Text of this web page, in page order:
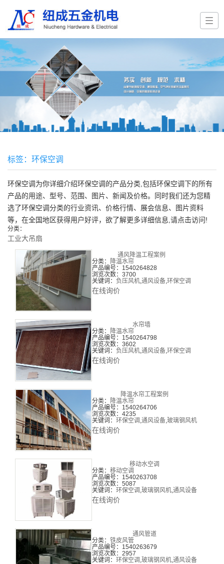
标签：环保空调
环保空调为你详细介绍环保空调的产品分类,包括环保空调下的所有
产品的用途、型号、范围、图片、新闻及价格。同时我们还为您精
选了环保空调分类的行业资讯、价格行情、展会信息、图片资料
等，在全国地区获得用户好评，欲了解更多详细信息,请点击访问!
分类：
工业大吊扇
通风降温工程案例
分类：
降温水帘
产品编号：1540264828
浏览次数：3700
关键词： 负压风机,通风设备,环保空调
在线询价
水帘墙
分类：
降温水帘
产品编号：1540264798
浏览次数：3602
关键词： 负压风机,通风设备,环保空调
在线询价
降温水帘工程案例
分类：
降温水帘
产品编号：1540264706
浏览次数：4235
关键词： 环保空调 ,通风设备,玻璃钢风机
在线询价
移动水空调
分类： 移动空调
产品编号：1540263708
浏览次数：5087
关键词： 环保空调 ,玻璃钢风机,通风设备
在线询价
通风管道
分类： 铁皮风管
产品编号：1540263679
浏览次数：2957
关键词： 环保空调 ,玻璃钢风机,通风设备